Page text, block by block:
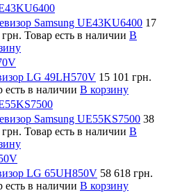
Samsung UE43KU6400 17
Товар есть в наличии В
LG 49LH570V 15 101 грн.
есть в наличии В корзину
Samsung UE55KS7500 38
Товар есть в наличии В
LG 65UH850V 58 618 грн.
есть в наличии В корзину